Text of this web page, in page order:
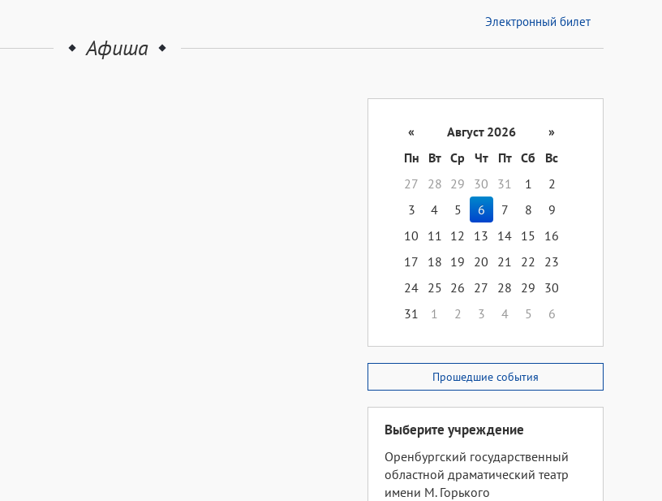
Электронный билет
Афиша
« Август 2026
»
Пн
Вт Ср Чт Пт Сб
Вс
27
28 29 30 31 1
2
3
4 5 6 7 8
9
10
11 12 13 14 15
16
17
18 19 20 21 22
23
24 25 26 27 28 29
30
31
1 2 3 4 5 6
Прошедшие события
Выберите учреждение
Оренбургский государственный
областной драматический театр
имени М. Горького